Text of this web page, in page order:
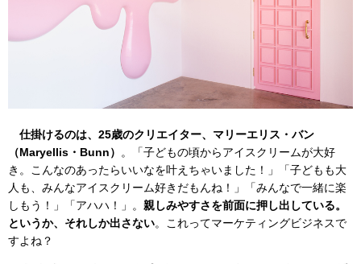
仕掛けるのは、25歳のクリエイター、マリーエリス・バン
（Maryellis・Bunn）
。「子どもの頃からアイスクリームが大好
き。こんなのあったらいいなを叶えちゃいました！」「子どもも大
人も、みんなアイスクリーム好きだもんね！」「みんなで一緒に楽
しもう！」「アハハ！」。 親しみやすさを前面に押し出している。
というか、それしか出さない。これってマーケティングビジネスで
すよね？